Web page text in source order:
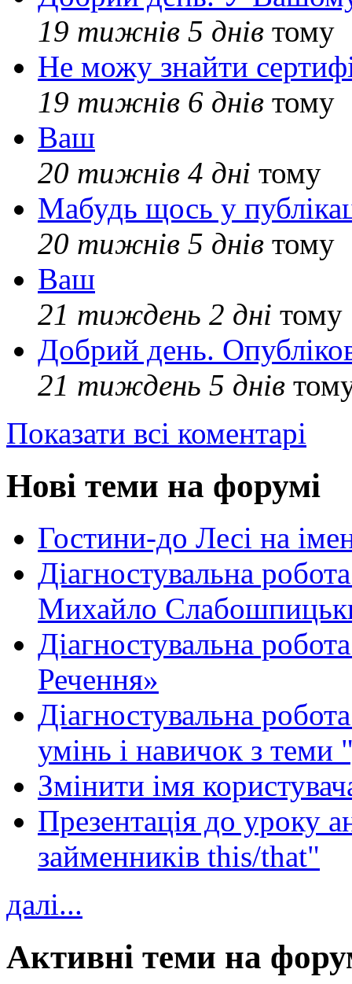
19 тижнів 5 днів тому
Не можу знайти
19 тижнів 6 днів тому
Ваш
20 тижнів 4 дні тому
Мабудь щось у
20 тижнів 5 днів тому
Ваш
21 тиждень 2 дні тому
Добрий день.
21 тиждень 5 днів
Показати всі коментарі
Нові теми на форумі
Гостини-до Лесі на
Діагностувальна
Михайло
Діагностувальна
Речення»
Діагностувальна
умінь і навичок з теми
Змінити імя
Презентація до уроку
займенників this/that"
далі...
Активні теми на